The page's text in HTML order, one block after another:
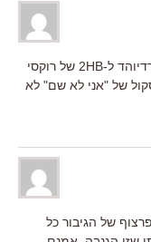
לחובבי מוסיקה: שימו לב לביצוע המצויין של רדיוהד ל-2HB של רוקסי
של "אני לא שם" לא
של הגיבור כל